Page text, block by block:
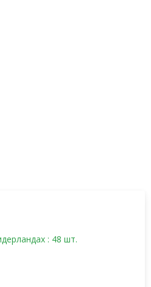
: 48 шт.